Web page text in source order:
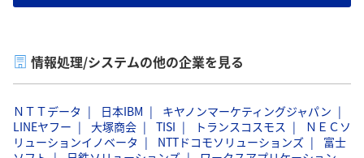
情報処理/システムの他の企業を見る
ＮＴＴデータ 日本IBM
キヤノンマーケティングジャパン
LINEヤフー
大塚商会 TISI トランスコスモス
ＮＥＣソ
リューションイノベータ
NTTドコモソリューションズ
富士